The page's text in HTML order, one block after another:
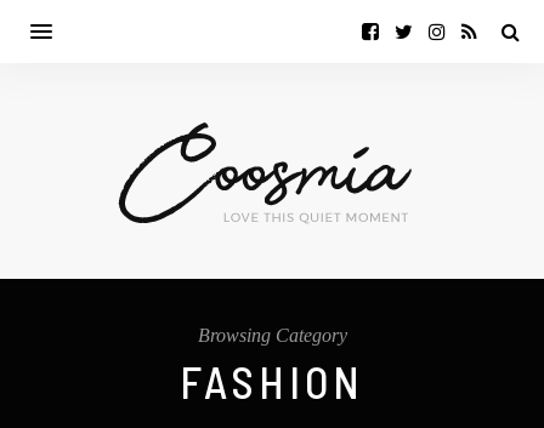
Browsing Category
FASHION